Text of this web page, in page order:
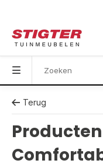
Terug